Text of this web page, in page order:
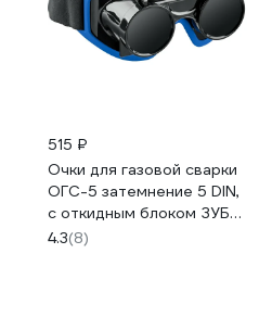
515 ₽
Очки для газовой сварки
ОГС-5 затемнение 5 DIN,
с откидным блоком ЗУБР
1109
4.3(8)